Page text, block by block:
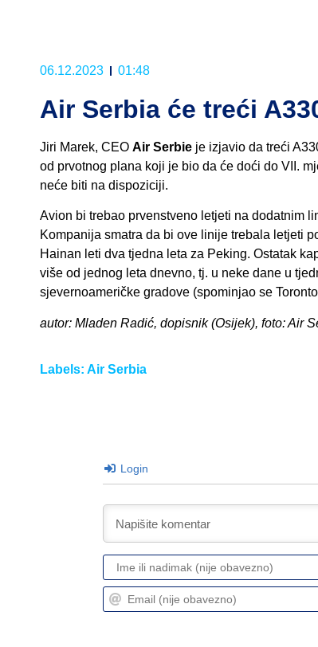
06.12.2023 01:48
Air Serbia će treći
Jiri Marek, CEO Air Serbie je izjavio da treći
od prvotnog plana koji je bio da će doći do VII.
neće biti na dispoziciji.
Avion bi trebao prvenstveno letjeti na dodatnim
Kompanija smatra da bi ove linije trebala letjeti
Hainan leti dva tjedna leta za Peking. Ostatak
više od jednog leta dnevno, tj. u neke dane u
sjevernoameričke gradove (spominjao se
autor: Mladen Radić, dopisnik (Osijek), foto: Air
Labels: Air Serbia
Login